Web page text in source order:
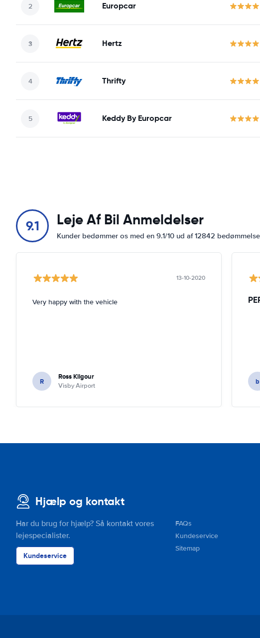
Europcar
Hertz
Thrifty
Keddy By Europcar
9.1 Leje Af Bil Anmeldelser
Kunder bedømmer os med en 9.1/10 ud af 12842
13-10-2020
Very happy with the vehicle
R Ross Kilgour
Visby Airport b
Hjælp og kontakt
Har du brug for hjælp? Så kontakt vores
lejespecialister.
Kundeservice
FAQs
Kundeservice
Sitemap